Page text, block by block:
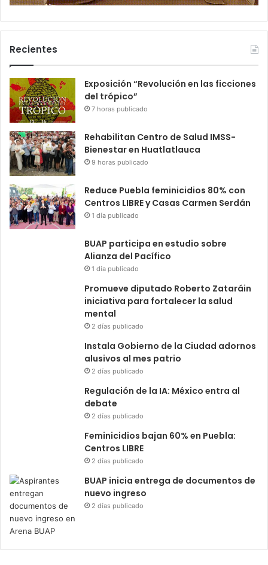
Recientes
Exposición “Revolución en las ficciones
del trópico”
7 horas publicado
Rehabilitan Centro de Salud IMSS-
Bienestar en Huatlatlauca
9 horas publicado
Reduce Puebla feminicidios 80% con
Centros LIBRE y Casas Carmen Serdán
1 día publicado
BUAP participa en estudio sobre
Alianza del Pacífico
1 día publicado
Promueve diputado Roberto Zataráin
iniciativa para fortalecer la salud
mental
2 días publicado
Instala Gobierno de la Ciudad adornos
alusivos al mes patrio
2 días publicado
Regulación de la IA: México entra al
debate
2 días publicado
Feminicidios bajan 60% en Puebla:
Centros LIBRE
2 días publicado
BUAP inicia entrega de documentos de
nuevo ingreso
2 días publicado